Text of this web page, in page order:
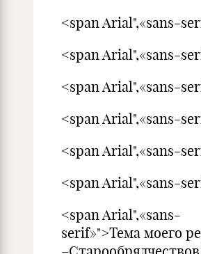
<span Arial",«sans-
<span Arial",«sans-
<span Arial",«sans-
<span Arial",«sans-
<span Arial",«sans-
<span Arial",«sans-
<span Arial",«sans-
serif»">Тема моего